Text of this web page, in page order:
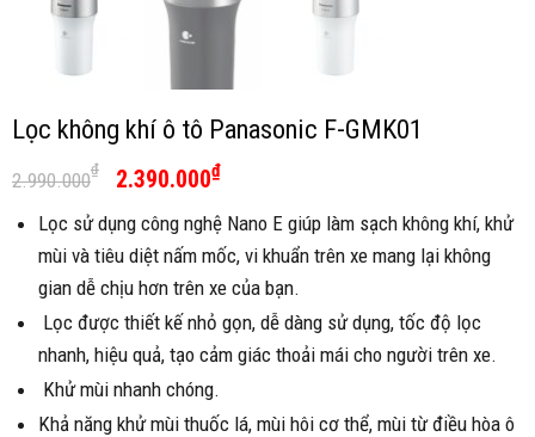
Lọc không khí ô tô Panasonic F-GMK01
2.990.000₫ 2.390.000₫
Lọc sử dụng công nghệ Nano E giúp làm sạch không khí, khử
mùi và tiêu diệt nấm mốc, vi khuẩn trên xe mang lại không
gian dễ chịu hơn trên xe của bạn.
Lọc được thiết kế nhỏ gọn, dễ dàng sử dụng, tốc độ lọc
nhanh, hiệu quả, tạo cảm giác thoải mái cho người trên xe.
Khử mùi nhanh chóng.
Khả năng khử mùi thuốc lá, mùi hôi cơ thể, mùi từ điều hòa ô